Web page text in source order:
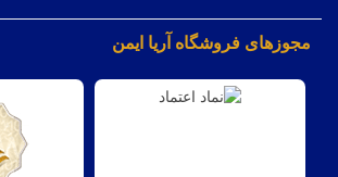
مجوزهای فروشگاه آریا ایمن